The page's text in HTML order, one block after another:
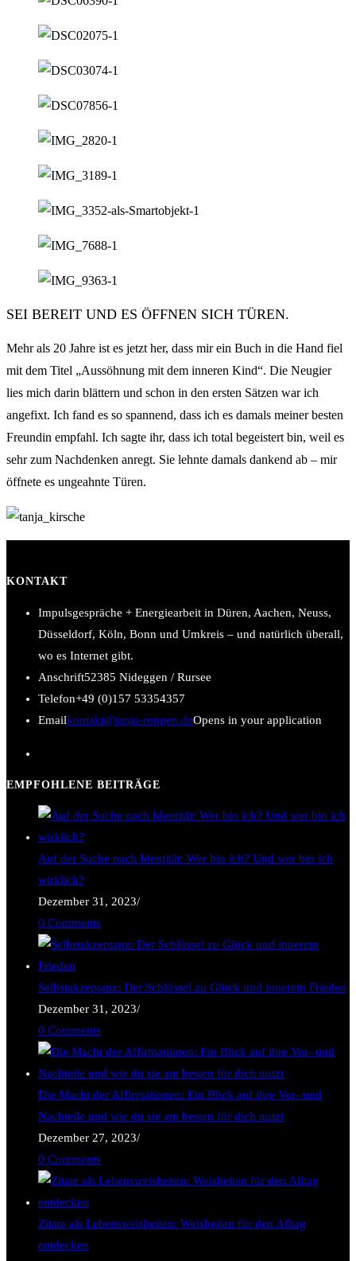
SEI BEREIT UND ES ÖFFNEN SICH TÜREN.
Mehr als 20 Jahre ist es jetzt her, dass mir ein Buch in die Hand fiel
mit dem Titel „Aussöhnung mit dem inneren Kind“. Die Neugier
lies mich darin blättern und schon in den ersten Sätzen war ich
angefixt. Ich fand es so spannend, dass ich es damals meiner besten
Freundin empfahl. Ich sagte ihr, dass ich total begeistert bin, weil es
sehr zum Nachdenken anregt. Sie lehnte damals dankend ab – mir
öffnete es ungeahnte Türen.
KONTAKT
Impulsgespräche + Energiearbeit in Düren, Aachen, Neuss,
Düsseldorf, Köln, Bonn und Umkreis – und natürlich überall,
wo es Internet gibt.
Anschrift52385 Nideggen / Rursee
Telefon+49 (0)157 53354357
Emailkontakt@tanja-rongen.deOpens in your application
EMPFOHLENE BEITRÄGE
Auf der Suche nach Identität: Wer bin ich? Und wer bin ich
wirklich?
Dezember 31, 2023/
0 Comments
Selbstakzeptanz: Der Schlüssel zu Glück und innerem Frieden
Dezember 31, 2023/
0 Comments
Die Macht der Affirmationen: Ein Blick auf ihre Vor- und
Nachteile und wie du sie am besten für dich nutzt
Dezember 27, 2023/
0 Comments
Zitate als Lebensweisheiten: Weisheiten für den Alltag
entdecken